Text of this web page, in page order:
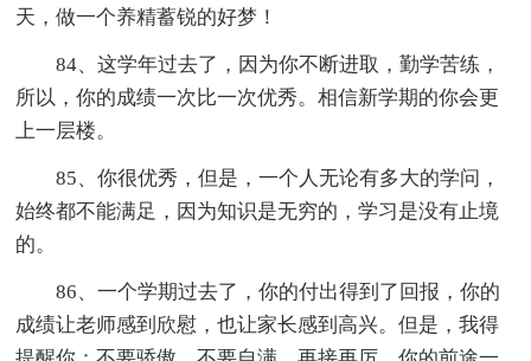
天，做一个养精蓄锐的好梦！
84、这学年过去了，因为你不断进取，勤学苦练，
所以，你的成绩一次比一次优秀。相信新学期的你会更
上一层楼。
85、你很优秀，但是，一个人无论有多大的学问，
始终都不能满足，因为知识是无穷的，学习是没有止境
的。
86、一个学期过去了，你的付出得到了回报，你的
成绩让老师感到欣慰，也让家长感到高兴。但是，我得